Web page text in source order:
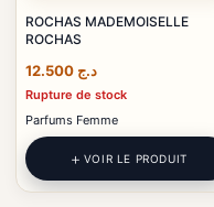
ROCHAS MADEMOISELLE
ROCHAS
د.ج
Rupture de stock
Parfums Femme
VOIR LE PRODUIT